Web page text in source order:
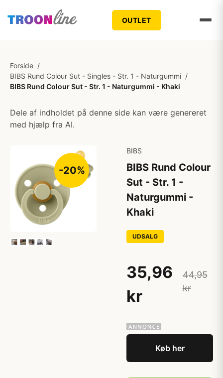
OUTLET
Forside /
BIBS Rund Colour Sut - Singles - Str. 1 - Naturgummi /
BIBS Rund Colour Sut - Str. 1 - Naturgummi - Khaki
Dele af indholdet på denne side kan være genereret
med hjælp fra AI.
-20%
BIBS
BIBS Rund Colour
Sut - Str. 1 -
Naturgummi -
Khaki
UDSALG
35,96
kr
44,95
kr
Køb her